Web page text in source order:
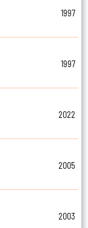
1997
1997
2022
2005
2003